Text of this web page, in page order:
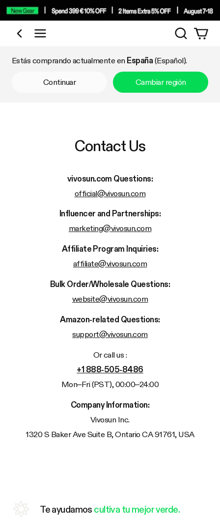
Comprar por categoría
Búsqueda
Estás comprando actualmente en España (Español).
Continuar Cambiar región
Contact Us
vivosun.com Questions:
official@vivosun.com
Influencer and Partnerships:
marketing@vivosun.com
Affiliate Program Inquiries:
affiliate@vivosun.com
Bulk Order/Wholesale Questions:
website@vivosun.com
Amazon-related Questions:
support@vivosun.com
Or call us :
+1 888-505-8486
Mon–Fri (PST), 00:00–24:00
Company Information:
VivosunInc.
1320 S Baker Ave Suite B, Ontario CA 91761, USA
Te ayudamos cultiva tu mejor verde.